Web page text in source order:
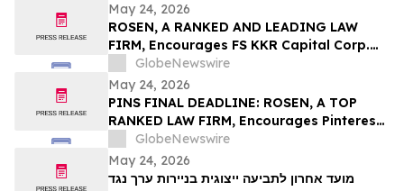
May 24, 2026
ROSEN, A RANKED AND LEADING LAW
FIRM, Encourages FS KKR Capital Corp.
Investors to Secure Counsel Before
Important Deadline in Securities Class
Action – FSK
GlobeNewswire
May 24, 2026
PINS FINAL DEADLINE: ROSEN, A TOP
RANKED LAW FIRM, Encourages Pinterest,
Inc. Investors with Losses in Excess of
$100K to Secure Counsel Before
Important May 29 Deadline in Securities
GlobeNewswire
May 24, 2026
מועד אחרון לתביעה ייצוגית בניירות ערך נגד